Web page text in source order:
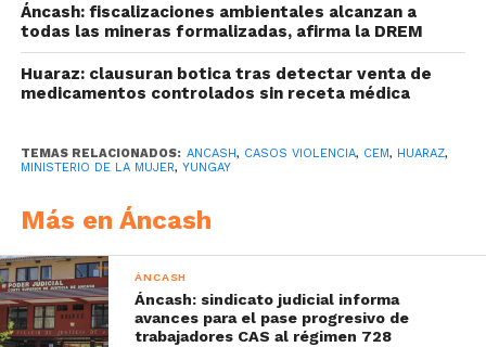
Áncash: fiscalizaciones ambientales alcanzan a
todas las mineras formalizadas, afirma la DREM
Huaraz: clausuran botica tras detectar venta de
medicamentos controlados sin receta médica
TEMAS RELACIONADOS: ANCASH, CASOS VIOLENCIA, CEM, HUARAZ,
MINISTERIO DE LA MUJER, YUNGAY
Más en Áncash
ÁNCASH
Áncash: sindicato judicial informa
avances para el pase progresivo de
trabajadores CAS al régimen 728